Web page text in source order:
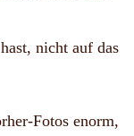
nicht auf das
Fotos enorm,